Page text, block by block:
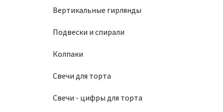
Вертикальные гирлянды
Подвески и спирали
Колпаки
Свечи для торта
Свечи - цифры для торта